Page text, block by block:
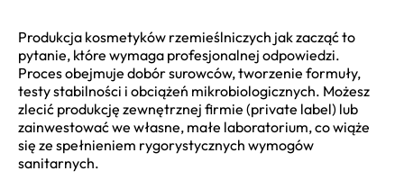
Produkcja kosmetyków rzemieślniczych jak zacząć to
pytanie, które wymaga profesjonalnej odpowiedzi.
Proces obejmuje dobór surowców, tworzenie formuły,
testy stabilności i obciążeń mikrobiologicznych. Możesz
zlecić produkcję zewnętrznej firmie (private label) lub
zainwestować we własne, małe laboratorium, co wiąże
się ze spełnieniem rygorystycznych wymogów
sanitarnych.